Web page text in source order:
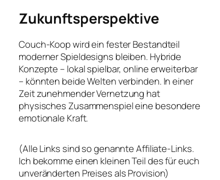
Zukunftsperspektive
Couch-Koop wird ein fester Bestandteil
moderner Spieldesigns bleiben. Hybride
Konzepte – lokal spielbar, online erweiterbar
– könnten beide Welten verbinden. In einer
Zeit zunehmender Vernetzung hat
physisches Zusammenspiel eine besondere
emotionale Kraft.
(Alle Links sind so genannte Affiliate-Links.
Ich bekomme einen kleinen Teil des für euch
unveränderten Preises als Provision)